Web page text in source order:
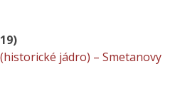
jádro) – Smetanovy